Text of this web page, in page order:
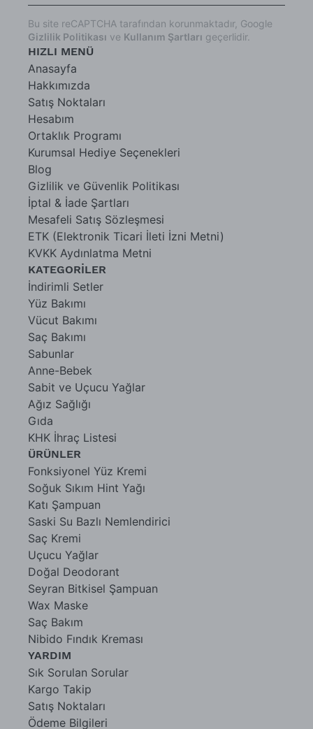
HIZLI MENÜ
Anasayfa
Hakkımızda
Satış Noktaları
Hesabım
Ortaklık Programı
Kurumsal Hediye Seçenekleri
Blog
Gizlilik ve Güvenlik Politikası
İptal & İade Şartları
Mesafeli Satış Sözleşmesi
ETK (Elektronik Ticari İleti İzni Metni)
KVKK Aydınlatma Metni
KATEGORİLER
İndirimli Setler
Yüz Bakımı
Vücut Bakımı
Saç Bakımı
Sabunlar
Anne-Bebek
Sabit ve Uçucu Yağlar
Ağız Sağlığı
Gıda
KHK İhraç Listesi
ÜRÜNLER
Fonksiyonel Yüz Kremi
Soğuk Sıkım Hint Yağı
Katı Şampuan
Saski Su Bazlı Nemlendirici
Saç Kremi
Uçucu Yağlar
Doğal Deodorant
Seyran Bitkisel Şampuan
Wax Maske
Saç Bakım
Nibido Fındık Kreması
YARDIM
Sık Sorulan Sorular
Kargo Takip
Satış Noktaları
Ödeme Bilgileri
Bu site reCAPTCHA tarafından korunmaktadır, Google
Gizlilik Politikası ve Kullanım Şartları geçerlidir.